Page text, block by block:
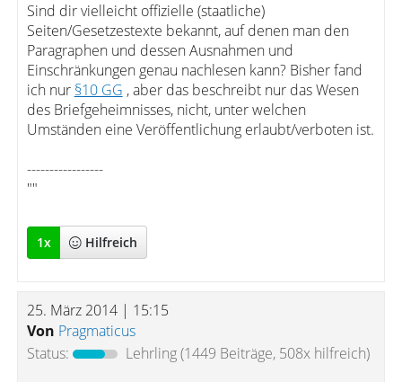
Sind dir vielleicht offizielle (staatliche)
Seiten/Gesetzestexte bekannt, auf denen man den
Paragraphen und dessen Ausnahmen und
Einschränkungen genau nachlesen kann? Bisher fand
ich nur §10 GG , aber das beschreibt nur das Wesen
des Briefgeheimnisses, nicht, unter welchen
Umständen eine Veröffentlichung erlaubt/verboten ist.
-----------------
""
1x Hilfreich
25. März 2014 | 15:15
Von Pragmaticus
Status:
Lehrling(1449 Beiträge, 508x hilfreich)